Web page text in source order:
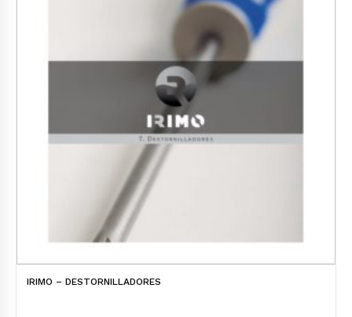
IRIMO – DESTORNILLADORES